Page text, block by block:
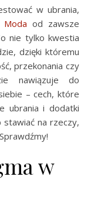
Moda od zawsze
nie tylko kwestia
dzięki któremu
przekonania czy
nawiązuje do
– cech, które
ubrania i dodatki
na rzeczy,
w